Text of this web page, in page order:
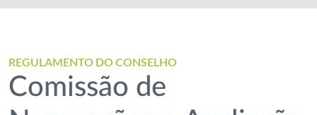
REGULAMENTO DO CONSELHO
Comissão de